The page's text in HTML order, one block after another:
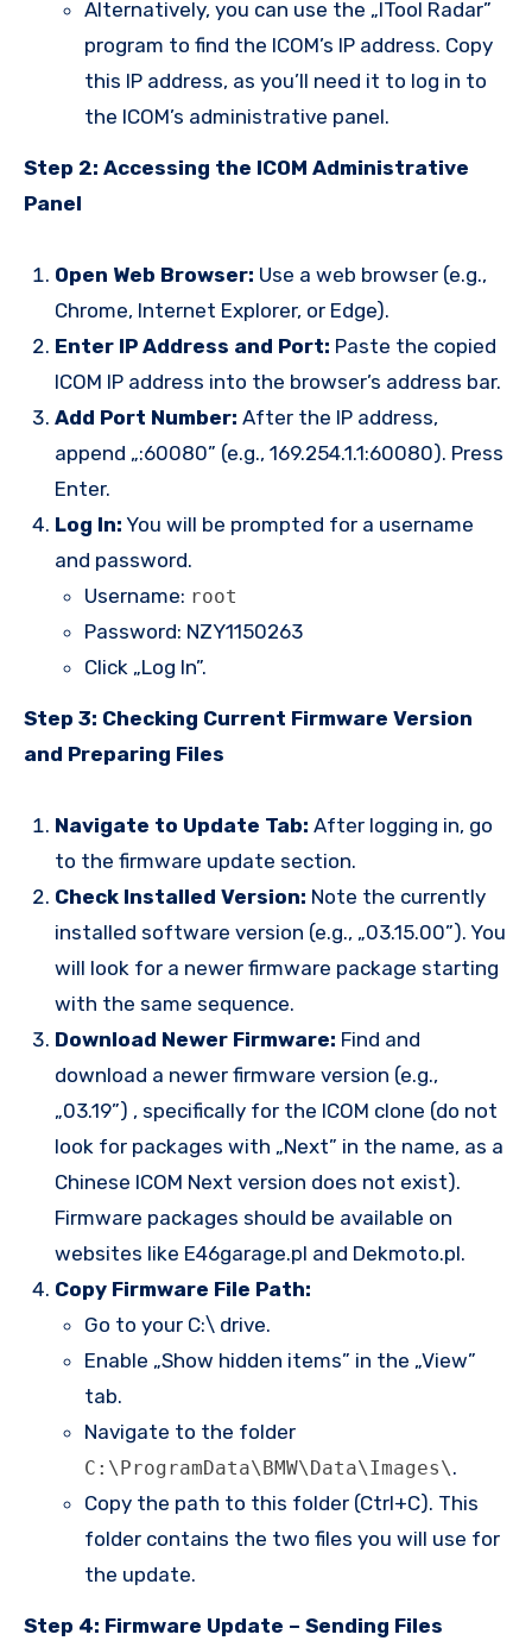
Alternatively, you can use the „ITool Radar”
program to find the ICOM’s IP address. Copy
this IP address, as you’ll need it to log in to
the ICOM’s administrative panel.
Step 2: Accessing the ICOM Administrative
Panel
Open Web Browser: Use a web browser (e.g.,
Chrome, Internet Explorer, or Edge).
Enter IP Address and Port: Paste the copied
ICOM IP address into the browser’s address bar.
Add Port Number: After the IP address,
append „:60080” (e.g., 169.254.1.1:60080). Press
Enter.
Log In: You will be prompted for a username
and password.
Username: root
Password: NZY1150263
Click „Log In”.
Step 3: Checking Current Firmware Version
and Preparing Files
Navigate to Update Tab: After logging in, go
to the firmware update section.
Check Installed Version: Note the currently
installed software version (e.g., „03.15.00”). You
will look for a newer firmware package starting
with the same sequence.
Download Newer Firmware: Find and
download a newer firmware version (e.g.,
„03.19”) , specifically for the ICOM clone (do not
look for packages with „Next” in the name, as a
Chinese ICOM Next version does not exist).
Firmware packages should be available on
websites like E46garage.pl and Dekmoto.pl.
Copy Firmware File Path:
Go to your C:\ drive.
Enable „Show hidden items” in the „View”
tab.
Navigate to the folder
C:\ProgramData\BMW\Data\Images\.
Copy the path to this folder (Ctrl+C). This
folder contains the two files you will use for
the update.
Step 4: Firmware Update – Sending Files